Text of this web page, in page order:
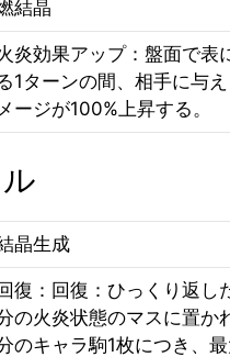
結晶
炎効果アップ：盤面で表
1ターンの間、相手に与
ージが100%上昇する。
晶生成
復：回復：ひっくり返し
の火炎状態のマスに置か
のキャラ駒1枚につき、